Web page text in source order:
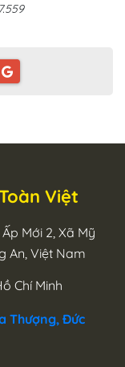
Việt
Mới 2, Xã Mỹ
An, Việt Nam
Chí Minh
Thượng, Đức